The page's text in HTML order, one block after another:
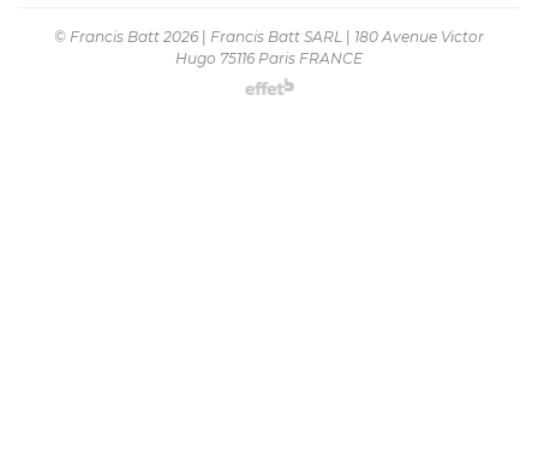
© Francis Batt 2026 Francis Batt SARL
180 Avenue Victor
Hugo 75116 Paris FRANCE